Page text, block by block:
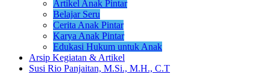
Artikel Anak Pintar
Belajar Seru
Cerita Anak Pintar
Karya Anak Pintar
Edukasi Hukum untuk Anak
Arsip Kegiatan & Artikel
Susi Rio Panjaitan, M.Si., M.H., C.T